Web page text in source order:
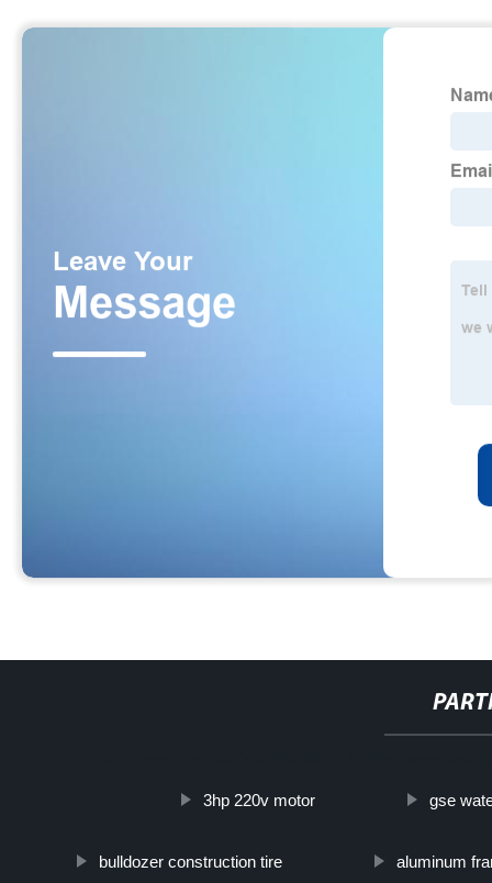
3hp 220v motor gse
bulldozer construction tire aluminum